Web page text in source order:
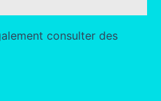
consulter des